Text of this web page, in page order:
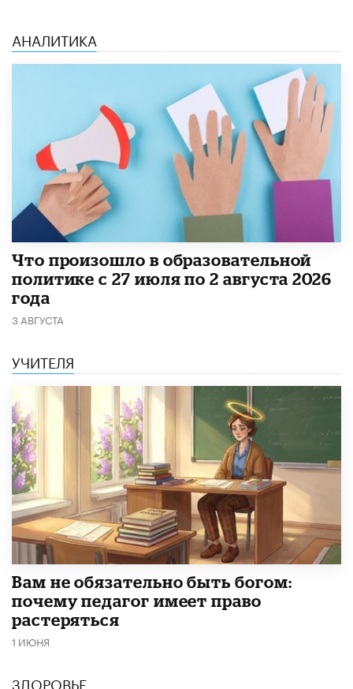
АНАЛИТИКА
​Что произошло в образовательной
политике с 27 июля по 2 августа 2026
года
3 АВГУСТА
УЧИТЕЛЯ
​Вам не обязательно быть богом:
почему педагог имеет право
растеряться
1 ИЮНЯ
ЗДОРОВЬЕ